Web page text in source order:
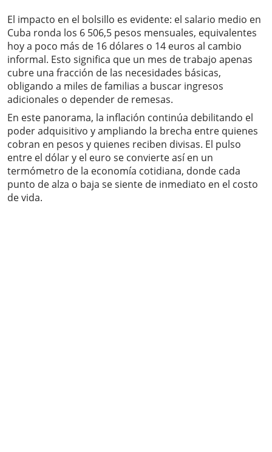
El impacto en el bolsillo es evidente: el salario medio en
Cuba ronda los 6 506,5 pesos mensuales, equivalentes
hoy a poco más de 16 dólares o 14 euros al cambio
informal. Esto significa que un mes de trabajo apenas
cubre una fracción de las necesidades básicas,
obligando a miles de familias a buscar ingresos
adicionales o depender de remesas.
En este panorama, la inflación continúa debilitando el
poder adquisitivo y ampliando la brecha entre quienes
cobran en pesos y quienes reciben divisas. El pulso
entre el dólar y el euro se convierte así en un
termómetro de la economía cotidiana, donde cada
punto de alza o baja se siente de inmediato en el costo
de vida.